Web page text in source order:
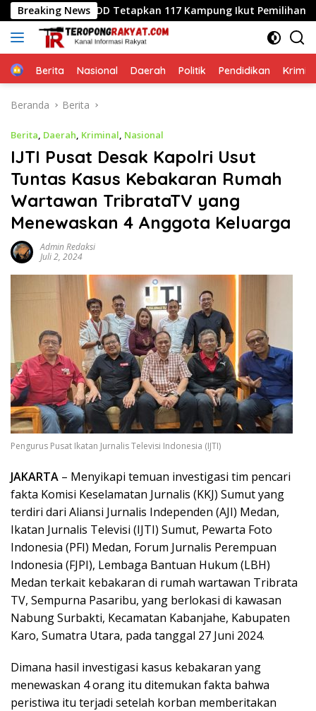
Langsung
ke
konten
Breaking News
PMDD Tetapkan 117 Kampung Ikut Pemilihan
HomeBerita Nasional Daerah Politik Pendidikan
Beranda Berita
Berita, Daerah, Kriminal, Nasional
IJTI Pusat Desak Kapolri Usut
Tuntas Kasus Kebakaran Rumah
Wartawan TribrataTV yang
Menewaskan 4 Anggota Keluarga
Admin Redaksi
Juli 2, 2024
Pengurus Pusat Ikatan Jurnalis Televisi Indonesia (IJTI)
JAKARTA – Menyikapi temuan investigasi tim pencari
fakta Komisi Keselamatan Jurnalis (KKJ) Sumut yang
terdiri dari Aliansi Jurnalis Independen (AJI) Medan,
Ikatan Jurnalis Televisi (IJTI) Sumut, Pewarta Foto
Indonesia (PFI) Medan, Forum Jurnalis Perempuan
Indonesia (FJPI), Lembaga Bantuan Hukum (LBH)
Medan terkait kebakaran di rumah wartawan Tribrata
TV, Sempurna Pasaribu, yang berlokasi di kawasan
Nabung Surbakti, Kecamatan Kabanjahe, Kabupaten
Karo, Sumatra Utara, pada tanggal 27 Juni 2024.
Dimana hasil investigasi kasus kebakaran yang
menewaskan 4 orang itu ditemukan fakta bahwa
peristiwa itu terjadi setelah korban memberitakan